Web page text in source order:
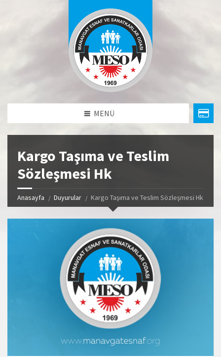
MENÜ
Kargo Taşıma ve Teslim
Sözleşmesi Hk
Anasayfa Duyurular Kargo Taşıma ve Teslim Sözleşmesi Hk